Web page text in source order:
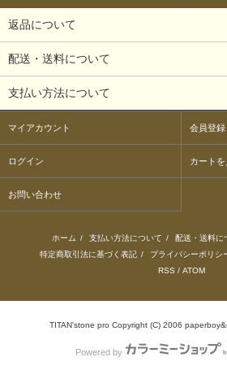
返品について
配送・送料について
支払い方法について
マイアカウント 会員登録
ログイン カートを
お問い合わせ
ホーム / 支払い方法について / 配送・送料に
特定商取引法に基づく表記 / プライバシーポリシ
RSS / ATOM
TITAN'stone pro Copyright (C) 2006
Powered by